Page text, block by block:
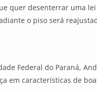
quer desenterrar uma
o piso será
Federal do Paraná,
em características de